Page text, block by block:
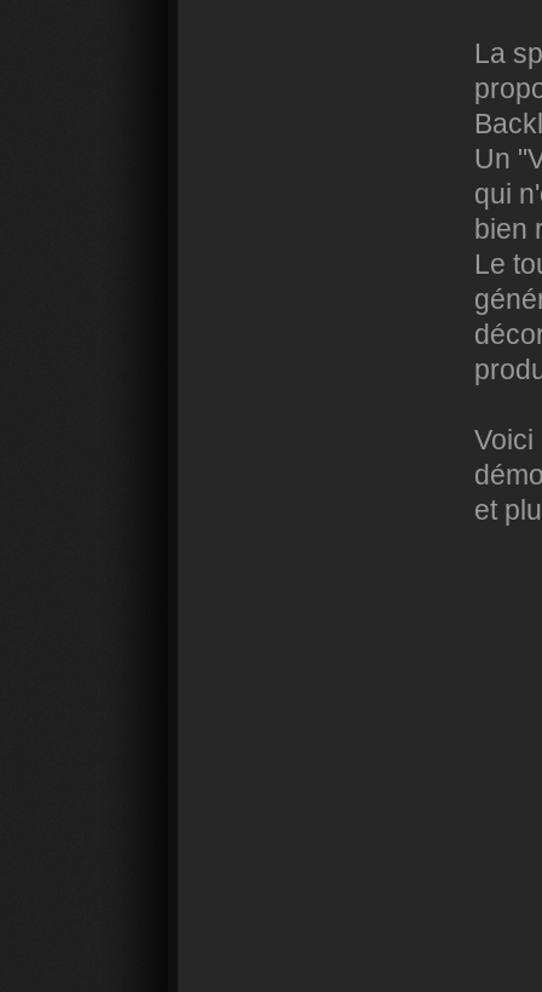
La
Un
qui
bien
Le
Voici
et